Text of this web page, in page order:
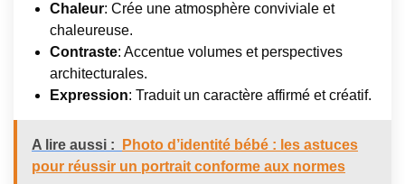
Chaleur: Crée une atmosphère conviviale et
chaleureuse.
Contraste: Accentue volumes et perspectives
architecturales.
Expression: Traduit un caractère affirmé et créatif.
A lire aussi :
Photo d’identité bébé : les astuces
pour réussir un portrait conforme aux normes